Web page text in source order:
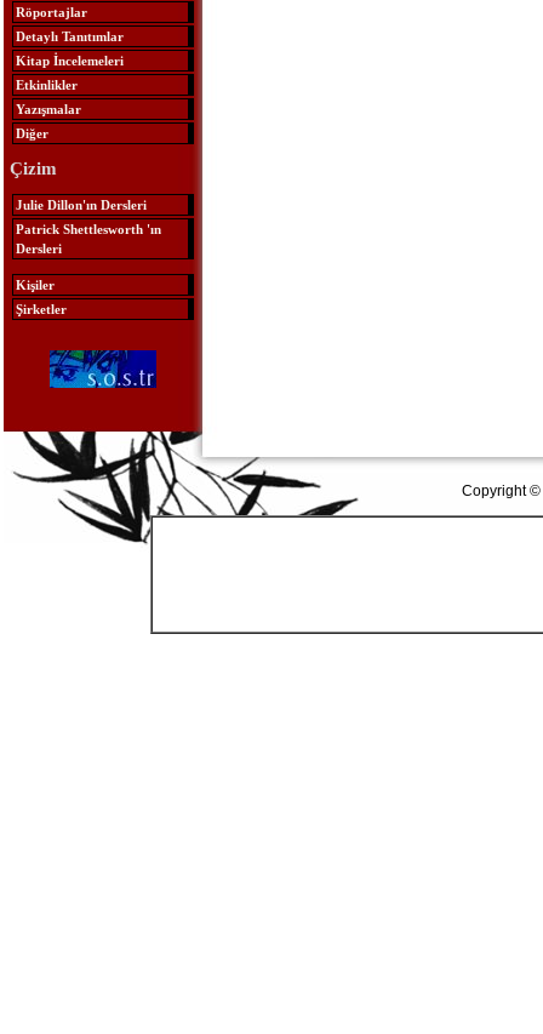
Röportajlar
Detaylı Tanıtımlar
Kitap İncelemeleri
Etkinlikler
Yazışmalar
Diğer
Çizim
Julie Dillon'ın Dersleri
Patrick Shettlesworth 'ın
Dersleri
Kişiler
Şirketler
Copyright ©